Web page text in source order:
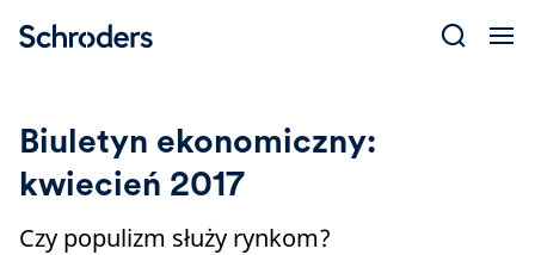
Biuletyn ekonomiczny:
kwiecień 2017
Czy populizm służy rynkom?